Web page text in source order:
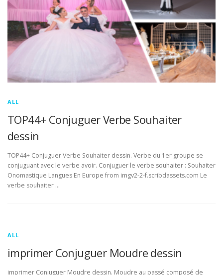
ALL
TOP44+ Conjuguer Verbe Souhaiter
dessin
TOP44+ Conjuguer Verbe Souhaiter dessin. Verbe du 1er groupe se
conjuguant avec le verbe avoir. Conjuguer le verbe souhaiter : Souhaiter
Onomastique Langues En Europe from imgv2-2-f.scribdassets.com Le
verbe souhaiter …
ALL
imprimer Conjuguer Moudre dessin
imprimer Conjuguer Moudre dessin. Moudre au passé composé de